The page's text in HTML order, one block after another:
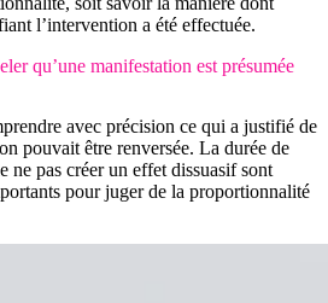
l’intervention a été effectuée.
qu’une manifestation est présumée
avec précision ce qui a justifié de
pouvait être renversée. La durée de
ne pas créer un effet dissuasif sont
pour juger de la proportionnalité